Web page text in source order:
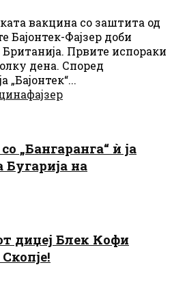
вакцина со заштита од
Бајонтек-Фајзер доби
Првите испораки
дена. Според
фајзер
„Бангаранга“ ѝ ја
Бугарија на
диџеј Блек Кофи